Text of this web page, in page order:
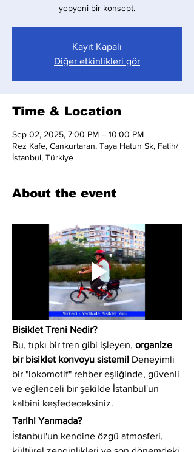
yepyeni bir konsept.
Kayıt Kapalı
Diğer etkinlikleri gör
Time & Location
Sep 02, 2025, 7:00 PM – 10:00 PM
Rez Kafe, Cankurtaran, Taya Hatun Sk, Fatih/
İstanbul, Türkiye
About the event
Bisiklet Treni Nedir?
Bu, tıpkı bir tren gibi işleyen, organize
bir bisiklet konvoyu sistemi! Deneyimli
bir "lokomotif" rehber eşliğinde, güvenli
ve eğlenceli bir şekilde İstanbul'un
kalbini keşfedeceksiniz.
Tarihi Yarımada?
İstanbul'un kendine özgü atmosferi,